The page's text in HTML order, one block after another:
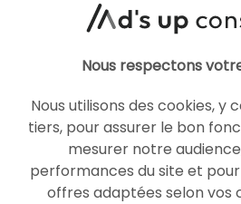
De multiples outils facilitent l’
des millions de mots-clés,
nationale et locale. Ses
utilisées par 7 millions de
marketing 1.
Ahrefs, un ensemble
Nous respectons
Nous utilisons des cookies, y
tiers, pour assurer le bon
mesurer notre
performances du site et
offres adaptées selon vos